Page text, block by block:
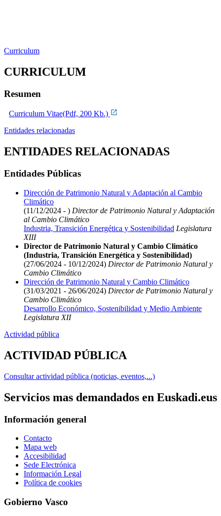
Curriculum
CURRICULUM
Resumen
Curriculum Vitae(Pdf, 200 Kb.)
Entidades relacionadas
ENTIDADES RELACIONADAS
Entidades Públicas
Dirección de Patrimonio Natural y Adaptación al Cambio
Climático
(11/12/2024 - ) Director de Patrimonio Natural y Adaptación
al Cambio Climático
Industria, Transición Energética y Sostenibilidad Legislatura
XIII
Director de Patrimonio Natural y Cambio Climático
(Industria, Transición Energética y Sostenibilidad)
(27/06/2024 - 10/12/2024) Director de Patrimonio Natural y
Cambio Climático
Dirección de Patrimonio Natural y Cambio Climático
(31/03/2021 - 26/06/2024) Director de Patrimonio Natural y
Cambio Climático
Desarrollo Económico, Sostenibilidad y Medio Ambiente
Legislatura XII
Actividad pública
ACTIVIDAD PÚBLICA
Consultar actividad pública (noticias, eventos,...)
Servicios mas demandados en Euskadi.eus
Información general
Contacto
Mapa web
Accesibilidad
Sede Electrónica
Información Legal
Política de cookies
Gobierno Vasco